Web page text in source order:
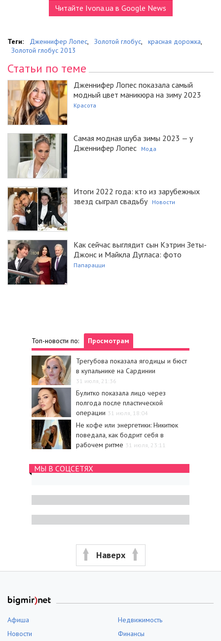
Читайте Ivona.ua в Google News
Теги: Дженнифер Лопес, Золотой глобус, красная дорожка,
Золотой глобус 2013
Статьи по теме
Дженнифер Лопес показала самый
модный цвет маникюра на зиму 2023
Красота
Самая модная шуба зимы 2023 — у
Дженнифер Лопес
Мода
Итоги 2022 года: кто из зарубежных
звезд сыграл свадьбу
Новости
Как сейчас выглядит сын Кэтрин Зеты-
Джонс и Майкла Дугласа: фото
Папарацци
Топ-новости по: Просмотрам
Трегубова показала ягодицы и бюст
в купальнике на Сардинии
31 июля, 21:36
Булитко показала лицо через
полгода после пластической
операции 31 июля, 18:04
Не кофе или энергетики: Никитюк
поведала, как бодрит себя в
рабочем ритме 31 июля, 23:11
МЫ В СОЦСЕТЯХ
Наверх
Афиша
Недвижимость
Новости
Финансы